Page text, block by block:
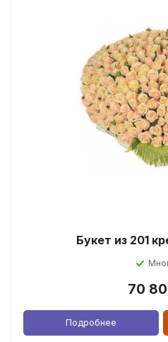
Букет из 201
70
Подробнее